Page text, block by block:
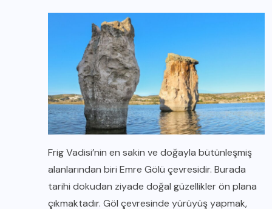
Frig Vadisi’nin en sakin ve doğayla bütünleşmiş
alanlarından biri Emre Gölü çevresidir. Burada
tarihi dokudan ziyade doğal güzellikler ön plana
çıkmaktadır. Göl çevresinde yürüyüş yapmak,